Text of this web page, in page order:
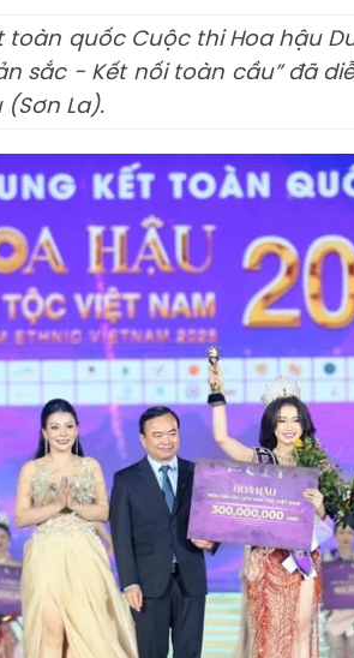
toàn quốc Cuộc thi Hoa hậu
sắc - Kết nối toàn cầu” đã
La).